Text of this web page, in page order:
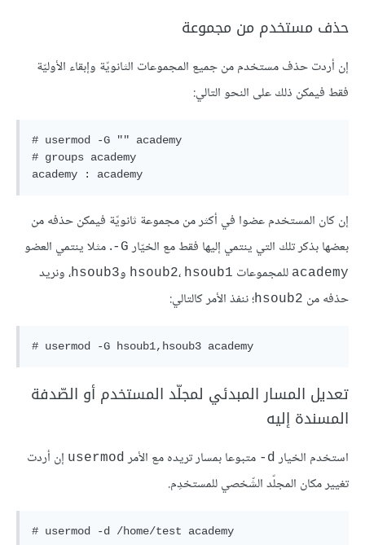
حذف مستخدم من مجموعة
إن أردت حذف مستخدم من جميع المجموعات الثانويّة وإبقاء الأوليّة
فقط فيمكن ذلك على النحو التالي:
# usermod -G "" academy
# groups academy
academy : academy
إن كان المستخدم عضوا في أكثر من مجموعة ثانويّة فيمكن حذفه من
بعضها بذكر تلك التي ينتمي إليها فقط مع الخيّار G- . مثلا ينتمي العضو
academy للمجموعات hsoub2، hsoub1 وhsoub3، ونريد
حذفه من hsoub2؛ ننفذ الأمر كالتالي:
# usermod -G hsoub1,hsoub3 academy
تعديل المسار المبدئي لمجلّد المستخدم أو الصّدفة
المسندة إليه
استخدم الخيار d- متبوعا بمسار تريده مع الأمر usermod إن أردت
تغيير مكان المجلّد الشّخصي للمستخدِم.